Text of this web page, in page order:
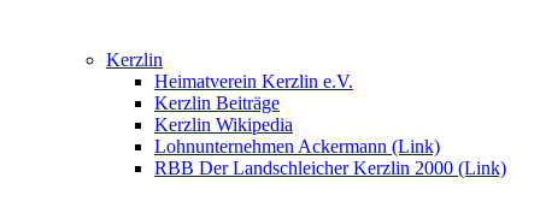
Kerzlin
Heimatverein Kerzlin e.V.
Kerzlin Beiträge
Kerzlin Wikipedia
Lohnunternehmen Ackermann (Link)
RBB Der Landschleicher Kerzlin 2000 (Link)